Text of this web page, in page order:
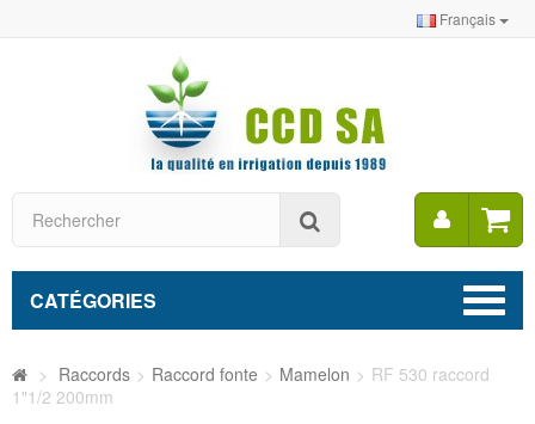
Français
Mon
CATÉGORIES
> Raccords > Raccord fonte > Mamelon > RF 530 raccord
1"1/2 200mm